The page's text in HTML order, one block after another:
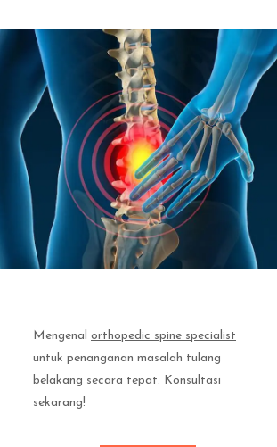
Mengenal orthopedic spine specialist
untuk penanganan masalah tulang
belakang secara tepat. Konsultasi
sekarang!